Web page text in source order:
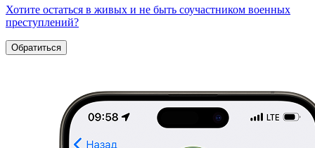
Хотите остаться в живых и не быть соучастником военных
преступлений?
Обратиться